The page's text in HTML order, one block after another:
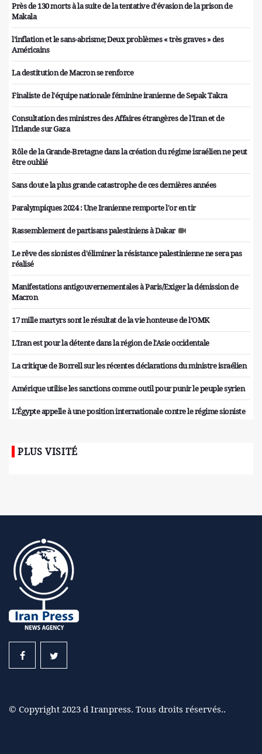
Près de 130 morts à la suite de la tentative d'évasion de la prison de
Makala
l'inflation et le sans-abrisme; Deux problèmes « très graves » des
Américains
La destitution de Macron se renforce
Finaliste de l'équipe nationale féminine iranienne de Sepak Takra
Consultation des ministres des Affaires étrangères de l'Iran et de
l'Irlande sur Gaza
Rôle de la Grande-Bretagne dans la création du régime israélien ne peut
être oublié
Sans doute la plus grande catastrophe de ces dernières années
Paralympiques 2024 : Une Iranienne remporte l'or en tir
Rassemblement de partisans palestiniens à Dakar
Le rêve des sionistes d'éliminer la résistance palestinienne ne sera pas
réalisé
Manifestations antigouvernementales à Paris/Exiger la démission de
Macron
17 mille martyrs sont le résultat de la vie honteuse de l’OMK
L'Iran est pour la détente dans la région de l'Asie occidentale
La critique de Borrell sur les récentes déclarations du ministre israélien
Amérique utilise les sanctions comme outil pour punir le peuple syrien
L'Égypte appelle à une position internationale contre le régime sioniste
PLUS VISITÉ
© Copyright 2023 d Iranpress. Tous droits réservés..